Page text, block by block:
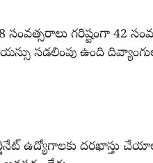
గరిష్టంగా 42
సడలింపు ఉంది
ఉద్యోగాలకు దరఖాస్తు